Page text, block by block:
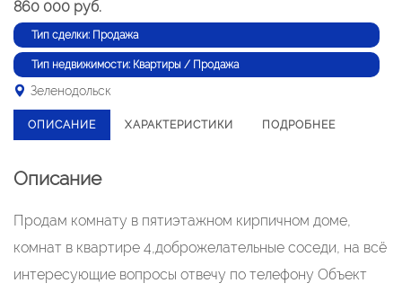
860 000 руб.
Тип сделки: Продажа
Тип недвижимости: Квартиры / Продажа
Зеленодольск
ОПИСАНИЕ ХАРАКТЕРИСТИКИ ПОДРОБНЕЕ
Описание
Продам комнату в пятиэтажном кирпичном доме,
комнат в квартире 4,доброжелательные соседи, на всё
интересующие вопросы отвечу по телефону Объект